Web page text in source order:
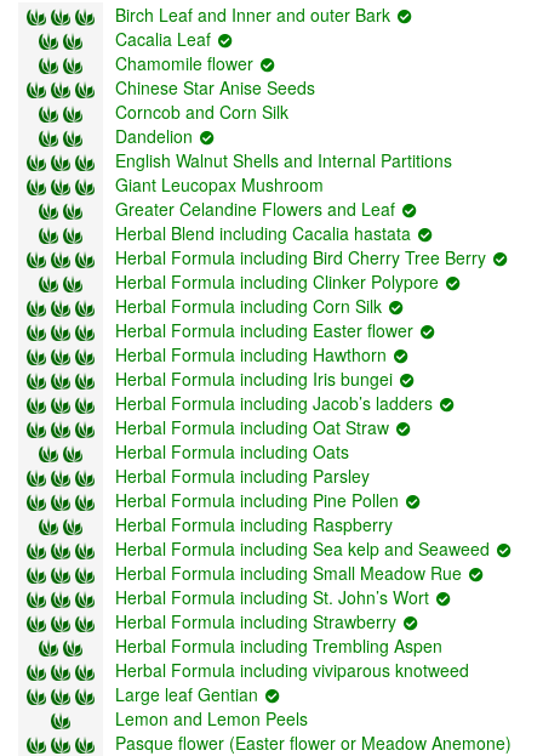
Birch Leaf and Inner and outer Bark
Cacalia Leaf
Chamomile flower
Chinese Star Anise Seeds
Corncob and Corn Silk
Dandelion
English Walnut Shells and Internal Partitions
Giant Leucopax Mushroom
Greater Celandine Flowers and Leaf
Herbal Blend including Cacalia hastata
Herbal Formula including Bird Cherry Tree Berry
Herbal Formula including Clinker Polypore
Herbal Formula including Corn Silk
Herbal Formula including Easter flower
Herbal Formula including Hawthorn
Herbal Formula including Iris bungei
Herbal Formula including Jacob’s ladders
Herbal Formula including Oat Straw
Herbal Formula including Oats
Herbal Formula including Parsley
Herbal Formula including Pine Pollen
Herbal Formula including Raspberry
Herbal Formula including Sea kelp and Seaweed
Herbal Formula including Small Meadow Rue
Herbal Formula including St. John’s Wort
Herbal Formula including Strawberry
Herbal Formula including Trembling Aspen
Herbal Formula including viviparous knotweed
Large leaf Gentian
Lemon and Lemon Peels
Pasque flower (Easter flower or Meadow Anemone)